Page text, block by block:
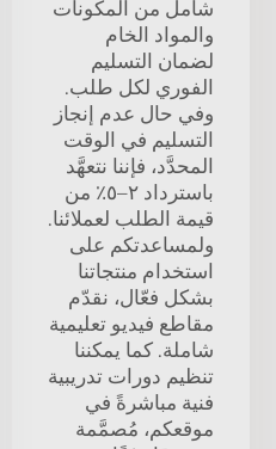
شامل من المكونات
والمواد الخام
لضمان التسليم
الفوري لكل طلب.
وفي حال عدم إنجاز
التسليم في الوقت
المحدَّد، فإننا نتعهَّد
باسترداد ٢–٥٪ من
قيمة الطلب لعملائنا.
ولمساعدتكم على
استخدام منتجاتنا
بشكل فعّال، نقدّم
مقاطع فيديو تعليمية
شاملة. كما يمكننا
تنظيم دورات تدريبية
فنية مباشرةً في
موقعكم، مُصمَّمة